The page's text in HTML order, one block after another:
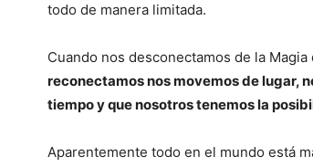
todo de manera limitada.
Cuando nos desconectamos de la
reconectamos nos movemos de lugar,
tiempo y que nosotros tenemos la
Aparentemente todo en el mundo está